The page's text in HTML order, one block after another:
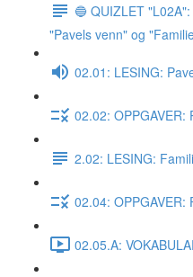
🔵 QUIZLET
"Pavels venn" og
02.01: LESING:
02.02: OPPGAVER:
2.02: LESING:
02.04: OPPGAVER:
02.05.A: